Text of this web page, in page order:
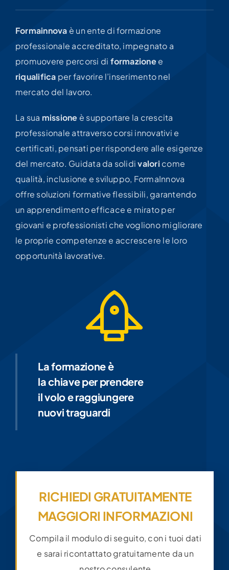
Formainnovaè un ente di formazione
professionale accreditato, impegnato a
promuovere percorsi di
formazione
riqualifica per favorire l’inserimento nel
mercato del lavoro.
La sua missione
è supportare la crescita
professionale attraverso corsi innovativi e
certificati, pensati per rispondere alle esigenze
del mercato. Guidata da solidi
valori
come
qualità, inclusione e sviluppo, FormaInnova
offre soluzioni formative flessibili, garantendo
un apprendimento efficace e mirato per
giovani e professionisti che vogliono migliorare
le proprie competenze e accrescere le loro
La formazione è
la chiave per prendere
il volo e raggiungere
RICHIEDI GRATUITAMENTE
MAGGIORI INFORMAZIONI
Compila il modulo di seguito, con i tuoi dati